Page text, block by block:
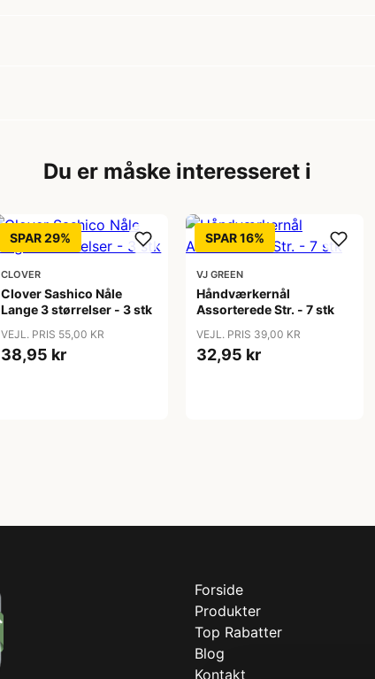
Du er måske interesseret i
SPAR 29%
CLOVER
Clover Sashico Nåle
Lange 3 størrelser - 3 stk
VEJL. PRIS 55,00 KR
38,95 kr
SPAR 16%
VJ GREEN
Håndværkernål
Assorterede Str. - 7 stk
VEJL. PRIS 39,00 KR
32,95 kr
Forside
Produkter
Top Rabatter
Blog
Kontakt